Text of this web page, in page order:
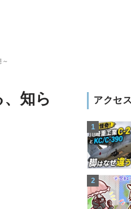
知ら
アクセ